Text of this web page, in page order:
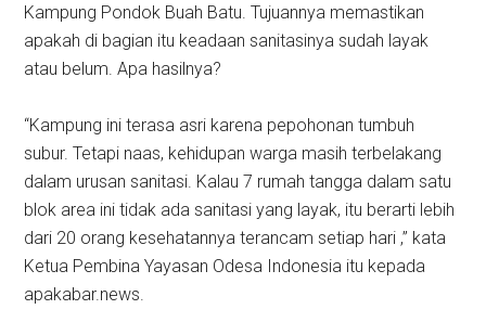
Kampung Pondok Buah Batu. Tujuannya memastikan
apakah di bagian itu keadaan sanitasinya sudah layak
atau belum. Apa hasilnya?
“Kampung ini terasa asri karena pepohonan tumbuh
subur. Tetapi naas, kehidupan warga masih terbelakang
dalam urusan sanitasi. Kalau 7 rumah tangga dalam satu
blok area ini tidak ada sanitasi yang layak, itu berarti lebih
dari 20 orang kesehatannya terancam setiap hari ,” kata
Ketua Pembina Yayasan Odesa Indonesia itu kepada
apakabar.news.